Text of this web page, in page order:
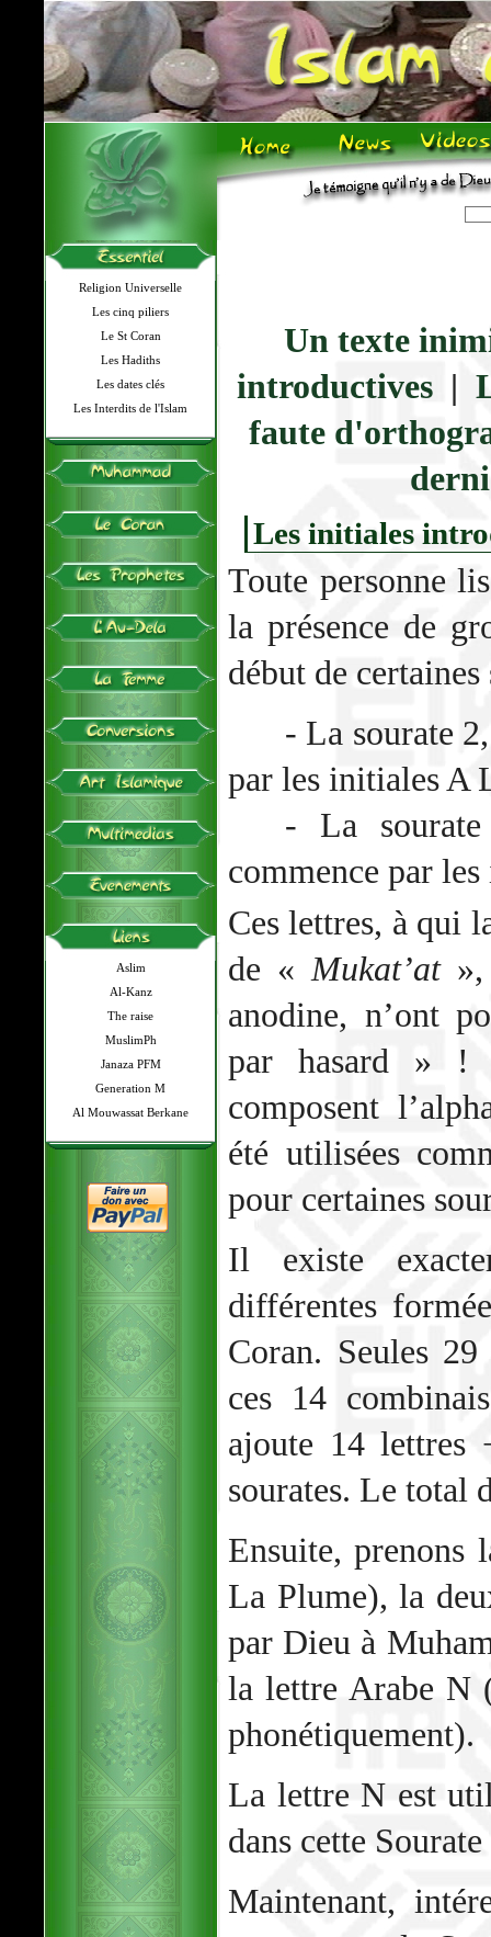
Religion Universelle
Les cinq piliers
Le St Coran
Les Hadiths
Les dates clés
Les Interdits de l'Islam
Aslim
Al-Kanz
The raise
MuslimPh
Janaza PFM
Generation M
Al Mouwassat Berkane
Un texte
introductives|
faute
Les initiales
Toute personne
la présence de
début de
- La sourate
par les initiales A
- La
commence par
Ces lettres, à qui
de «Mukat’at»,
anodine, n’ont
par hasard » !
composent
été utilisées
pour certaines
Il existe
différentes
Coran. Seules
ces 14
ajoute 14 lettres
sourates. Le total
Ensuite, prenons
La Plume), la
par Dieu à
la lettre Arabe N
phonétiquement).
La lettre N est
dans cette Sourate
Maintenant,